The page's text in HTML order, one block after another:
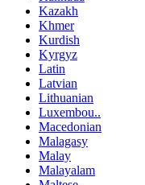
Kazakh
Khmer
Kurdish
Kyrgyz
Latin
Latvian
Lithuanian
Luxembou..
Macedonian
Malagasy
Malay
Malayalam